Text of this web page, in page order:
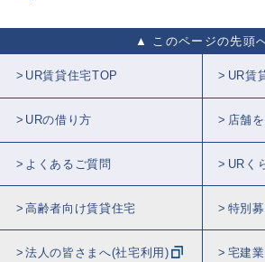
このページの先頭
UR賃貸住宅TOP UR賃
URの借り方 店舗
よくあるご質問 URく
高齢者向け賃貸住宅 特別
法人の皆さまへ(社宅利用) 宅建